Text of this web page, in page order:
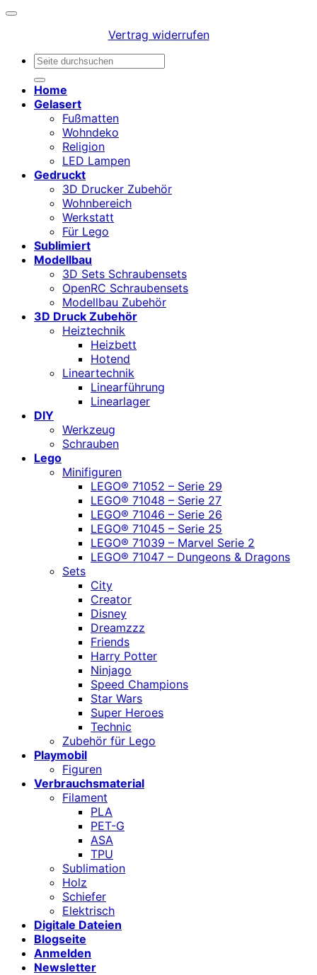
Vertrag widerrufen
Suchen
Home
Gelasert
Fußmatten
Wohndeko
Religion
LED Lampen
Gedruckt
3D Drucker Zubehör
Wohnbereich
Werkstatt
Für Lego
Sublimiert
Modellbau
3D Sets Schraubensets
OpenRC Schraubensets
Modellbau Zubehör
3D Druck Zubehör
Heiztechnik
Heizbett
Hotend
Lineartechnik
Linearführung
Linearlager
DIY
Werkzeug
Schrauben
Lego
Minifiguren
LEGO® 71052 – Serie 29
LEGO® 71048 – Serie 27
LEGO® 71046 – Serie 26
LEGO® 71045 – Serie 25
LEGO® 71039 – Marvel Serie 2
LEGO® 71047 – Dungeons & Dragons
Sets
City
Creator
Disney
Dreamzzz
Friends
Harry Potter
Ninjago
Speed Champions
Star Wars
Super Heroes
Technic
Zubehör für Lego
Playmobil
Figuren
Verbrauchsmaterial
Filament
PLA
PET-G
ASA
TPU
Sublimation
Holz
Schiefer
Elektrisch
Digitale Dateien
Blogseite
Anmelden
Newsletter